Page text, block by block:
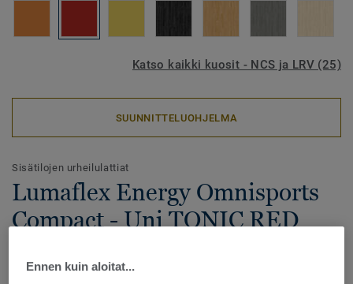
Katso kaikki kuosit - NCS ja LRV (25)
SUUNNITTELUOHJELMA
Sisätilojen urheilulattiat
Lumaflex Energy Omnisports
Compact - Uni TONIC RED
urheilulattia, jonka alusrakenne on valmistettu
Ennen kuin aloitat...